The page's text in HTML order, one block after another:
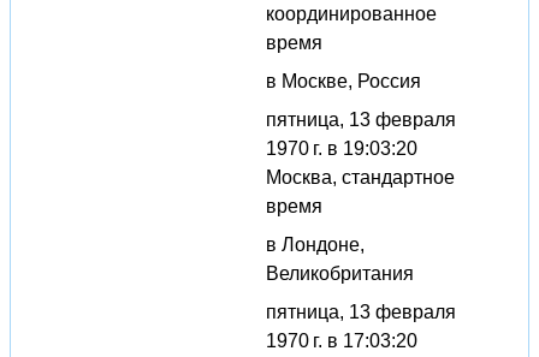
координированное
время
в Москве, Россия
пятница, 13 февраля
1970 г. в 19:03:20
Москва, стандартное
время
в Лондоне,
Великобритания
пятница, 13 февраля
1970 г. в 17:03:20